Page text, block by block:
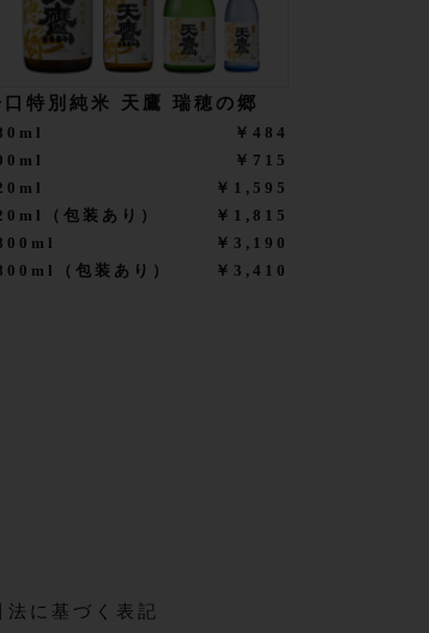
口特別純米 天鷹 瑞穂の郷
￥484
￥715
￥1,595
（包装あり）
￥1,815
￥3,190
（包装あり）
￥3,410
法に基づく表記